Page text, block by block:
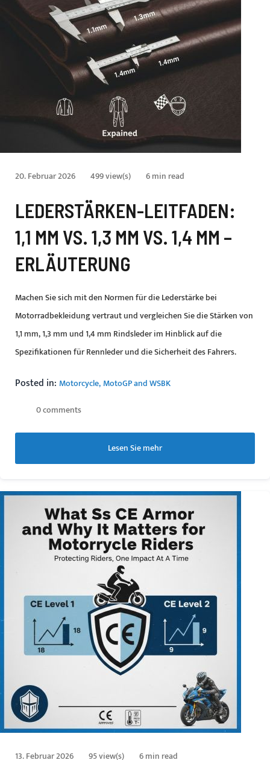
20. Februar 2026 499 view(s) 6 min read
LEDERSTÄRKEN-LEITFADEN:
1,1 MM VS. 1,3 MM VS. 1,4 MM –
ERLÄUTERUNG
Machen Sie sich mit den Normen für die Lederstärke bei
Motorradbekleidung vertraut und vergleichen Sie die Stärken von
1,1 mm, 1,3 mm und 1,4 mm Rindsleder im Hinblick auf die
Spezifikationen für Rennleder und die Sicherheit des Fahrers.
Posted in: Motorcycle MotoGP and WSBK
0 comments
Lesen Sie mehr
13. Februar 2026 95 view(s) 6 min read